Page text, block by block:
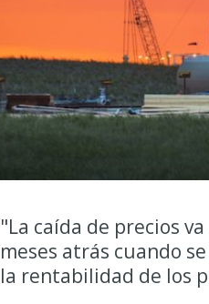
"La caída de precios
meses atrás cuando
la rentabilidad de los